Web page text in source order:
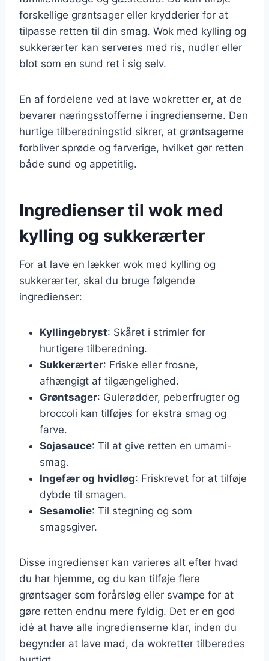
forskellige grøntsager eller krydderier for at
tilpasse retten til din smag. Wok med kylling og
sukkerærter kan serveres med ris, nudler eller
blot som en sund ret i sig selv.
En af fordelene ved at lave wokretter er, at de
bevarer næringsstofferne i ingredienserne. Den
hurtige tilberedningstid sikrer, at grøntsagerne
forbliver sprøde og farverige, hvilket gør retten
både sund og appetitlig.
Ingredienser til wok med
kylling og sukkerærter
For at lave en lækker wok med kylling og
sukkerærter, skal du bruge følgende
ingredienser:
Kyllingebryst: Skåret i strimler for
hurtigere tilberedning.
Sukkerærter: Friske eller frosne,
afhængigt af tilgængelighed.
Grøntsager: Gulerødder, peberfrugter og
broccoli kan tilføjes for ekstra smag og
farve.
Sojasauce: Til at give retten en umami-
smag.
Ingefær og hvidløg: Friskrevet for at tilføje
dybde til smagen.
Sesamolie: Til stegning og som
smagsgiver.
Disse ingredienser kan varieres alt efter hvad
du har hjemme, og du kan tilføje flere
grøntsager som forårsløg eller svampe for at
gøre retten endnu mere fyldig. Det er en god
idé at have alle ingredienserne klar, inden du
begynder at lave mad, da wokretter tilberedes